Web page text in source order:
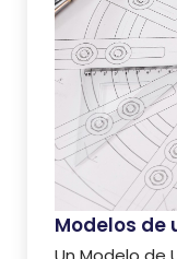
Modelos de